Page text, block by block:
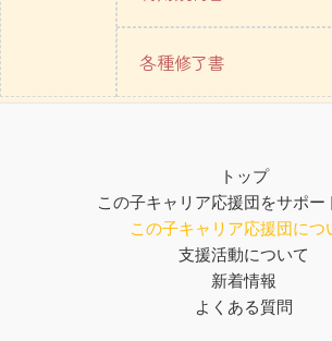
各種修了書
トップ
この子キャリア応援団をサポー
この子キャリア応援団につ
支援活動について
新着情報
よくある質問